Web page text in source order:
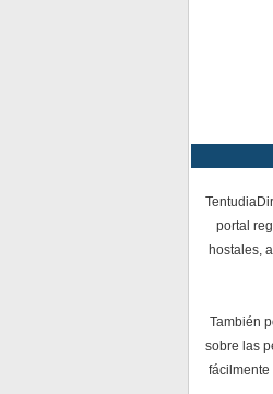
portal
hostales,
También
sobre las
fácilmente